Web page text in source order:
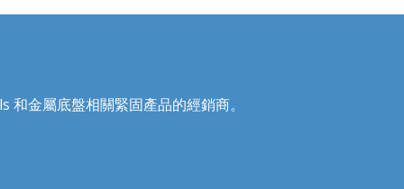
金屬底盤相關緊固產品的經銷商。